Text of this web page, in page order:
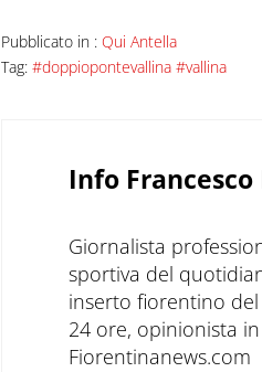
Pubblicato in : Qui Antella
Tag: #doppiopontevallina #vallina
Info
Giornalista
sportiva del
inserto fiorentino del
24 ore, opinionista
Fiorentinanews.com